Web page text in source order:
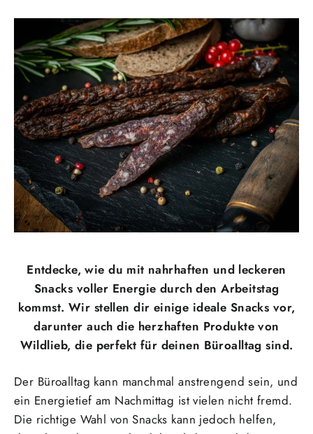
Entdecke, wie du mit nahrhaften und leckeren
Snacks voller Energie durch den Arbeitstag
kommst. Wir stellen dir einige ideale Snacks vor,
darunter auch die herzhaften Produkte von
Wildlieb, die perfekt für deinen Büroalltag sind.
Der Büroalltag kann manchmal anstrengend sein, und
ein Energietief am Nachmittag ist vielen nicht fremd.
Die richtige Wahl von Snacks kann jedoch helfen,